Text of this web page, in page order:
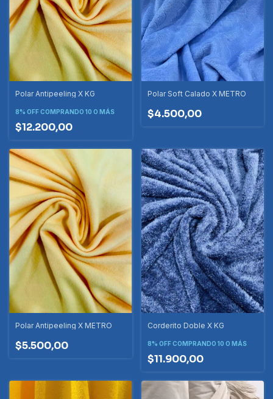
Polar Antipeeling X KG
8% OFFCOMPRANDO 10 O MÁS
$12.200,00
Polar Soft Calado X METRO
$4.500,00
Polar Antipeeling X METRO
$5.500,00
Corderito Doble X KG
8% OFF COMPRANDO 10 O MÁS
$11.900,00